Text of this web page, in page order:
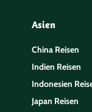
Asien
China Reisen
Indien Reisen
Indonesien
Japan Reisen